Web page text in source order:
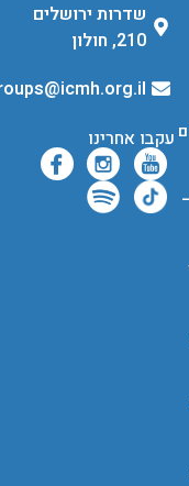
שדרות ירושלים
210, חולון
groups@icmh.org.il
עקבו אחרינו